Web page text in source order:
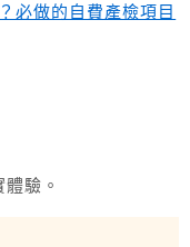
必做的自費產檢項目
驗。